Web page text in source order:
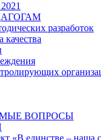
разработок
качества
ВОПРОСЫ
«В единстве – наша